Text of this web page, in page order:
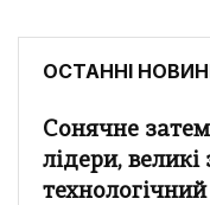
ОСТАННІ
Сонячне
лідери,